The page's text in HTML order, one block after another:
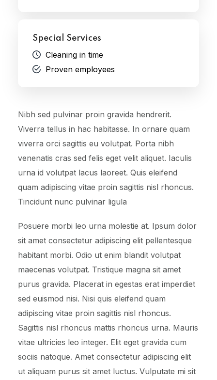
Special Services
Cleaning in time
Proven employees
Nibh sed pulvinar proin gravida hendrerit.
Viverra tellus in hac habitasse. In ornare quam
viverra orci sagittis eu volutpat. Porta nibh
venenatis cras sed felis eget velit aliquet. Iaculis
urna id volutpat lacus laoreet. Quis eleifend
quam adipiscing vitae proin sagittis nisl rhoncus.
Tincidunt nunc pulvinar ligula
Posuere morbi leo urna molestie at. Ipsum dolor
sit amet consectetur adipiscing elit pellentesque
habitant morbi. Odio ut enim blandit volutpat
maecenas volutpat. Tristique magna sit amet
purus gravida. Placerat in egestas erat imperdiet
sed euismod nisi. Nisi quis eleifend quam
adipiscing vitae proin sagittis nisl rhoncus.
Sagittis nisl rhoncus mattis rhoncus urna. Mauris
vitae ultricies leo integer. Elit eget gravida cum
sociis natoque. Amet consectetur adipiscing elit
ut aliquam purus sit amet luctus. Vulputate mi sit